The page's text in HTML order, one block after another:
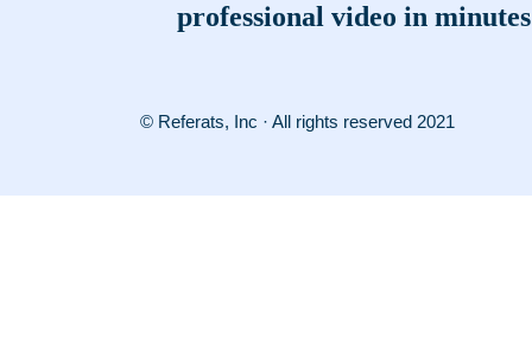
professional video in minutes
© Referats, Inc · All rights reserved 2021